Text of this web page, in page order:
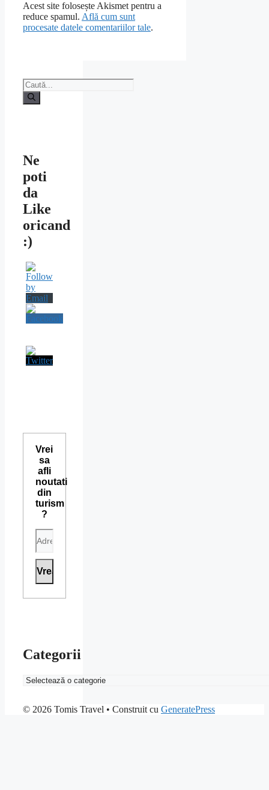
Acest site folosește Akismet pentru a
reduce spamul. Află cum sunt
procesate datele comentariilor tale.
Caută
după:
Ne
poti
da
Like
oricand
:)
Vrei
sa
afli
noutati
din
turism
?
Categorii
Categorii
© 2026 Tomis Travel • Construit cu GeneratePress